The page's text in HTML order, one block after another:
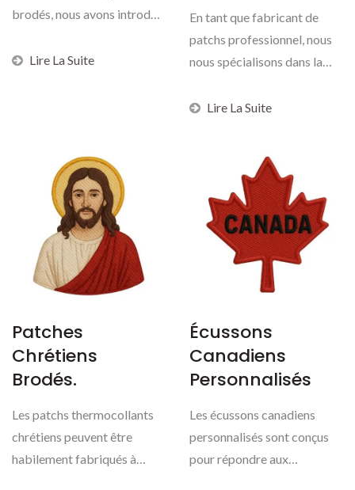
brodés, nous avons introduit
Lire La Suite
En tant que fabricant de
patchs professionnel, nous
nous spécialisons dans la
Lire La Suite
Patches
Chrétiens
Brodés.
Les patchs thermocollants
chrétiens peuvent être
habilement fabriqués à
Écussons
Canadiens
Personnalisés
Les écussons canadiens
personnalisés sont conçus
pour répondre aux